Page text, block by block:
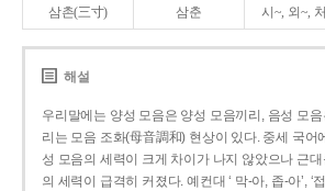
삼촌(三寸) 삼춘 시~, 외~,
해설
우리말에는 양성 모음은 양성 모음끼리, 음성 모
리는 모음 조화(母音調和) 현상이 있다. 중세 국어
성 모음의 세력이 크게 차이가 나지 않았으나 근
의 세력이 급격히 커졌다. 예컨대 ‘ 막-아, 좁-아’, ‘